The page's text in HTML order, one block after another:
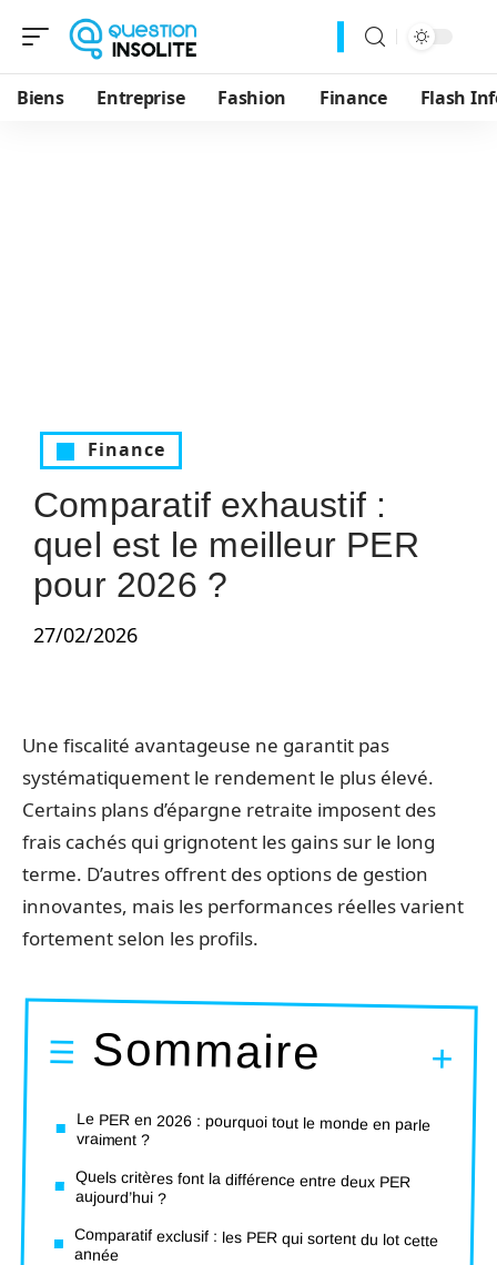
Biens Entreprise Fashion Finance Flash
Finance
Comparatif exhaustif :
quel est le meilleur PER
pour 2026 ?
27/02/2026
Une fiscalité avantageuse ne garantit pas
systématiquement le rendement le plus élevé.
Certains plans d’épargne retraite imposent des
frais cachés qui grignotent les gains sur le long
terme. D’autres offrent des options de gestion
innovantes, mais les performances réelles varient
fortement selon les profils.
Sommaire
Le PER en 2026 : pourquoi tout le monde en parle
vraiment ?
Quels critères font la différence entre deux PER
aujourd’hui ?
Comparatif exclusif : les PER qui sortent du lot cette
année